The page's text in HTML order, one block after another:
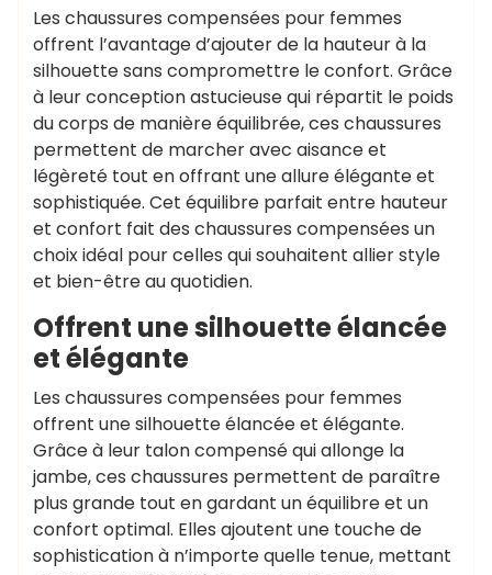
Les chaussures compensées pour femmes
offrent l’avantage d’ajouter de la hauteur à la
silhouette sans compromettre le confort. Grâce
à leur conception astucieuse qui répartit le poids
du corps de manière équilibrée, ces chaussures
permettent de marcher avec aisance et
légèreté tout en offrant une allure élégante et
sophistiquée. Cet équilibre parfait entre hauteur
et confort fait des chaussures compensées un
choix idéal pour celles qui souhaitent allier style
et bien-être au quotidien.
Offrent une silhouette élancée
et élégante
Les chaussures compensées pour femmes
offrent une silhouette élancée et élégante.
Grâce à leur talon compensé qui allonge la
jambe, ces chaussures permettent de paraître
plus grande tout en gardant un équilibre et un
confort optimal. Elles ajoutent une touche de
sophistication à n’importe quelle tenue, mettant